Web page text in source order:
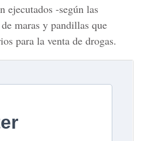
ejecutados -según las
maras y pandillas que
para la venta de drogas.